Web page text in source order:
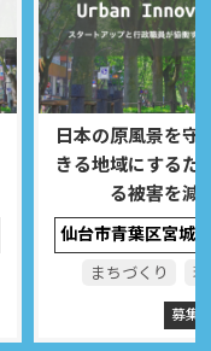
日本の原風景を守
きる地域にするた
る被害を減
まちづくり
募集